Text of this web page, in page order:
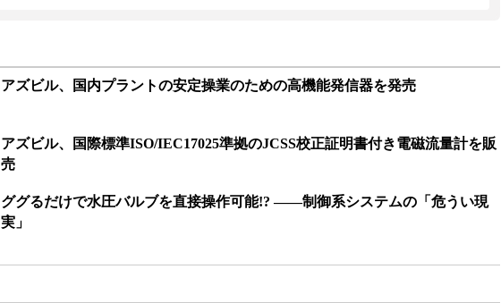
アズビル、国内プラントの安定操業のための高機能発信器を発売
アズビル、国際標準ISO/IEC17025準拠のJCSS校正証明書付き電磁流量計を販
売
ググるだけで水圧バルブを直接操作可能!? ――制御系システムの「危うい現
実」